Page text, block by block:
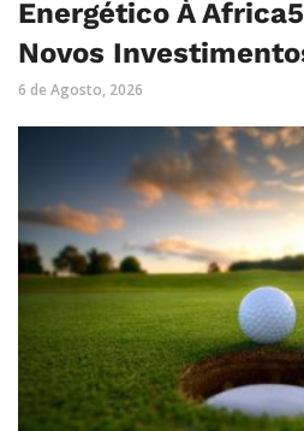
Energético À
Novos
6 de Agosto, 2026